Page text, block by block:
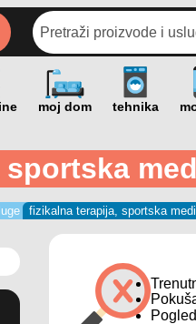
fizikalna terapija, sportska